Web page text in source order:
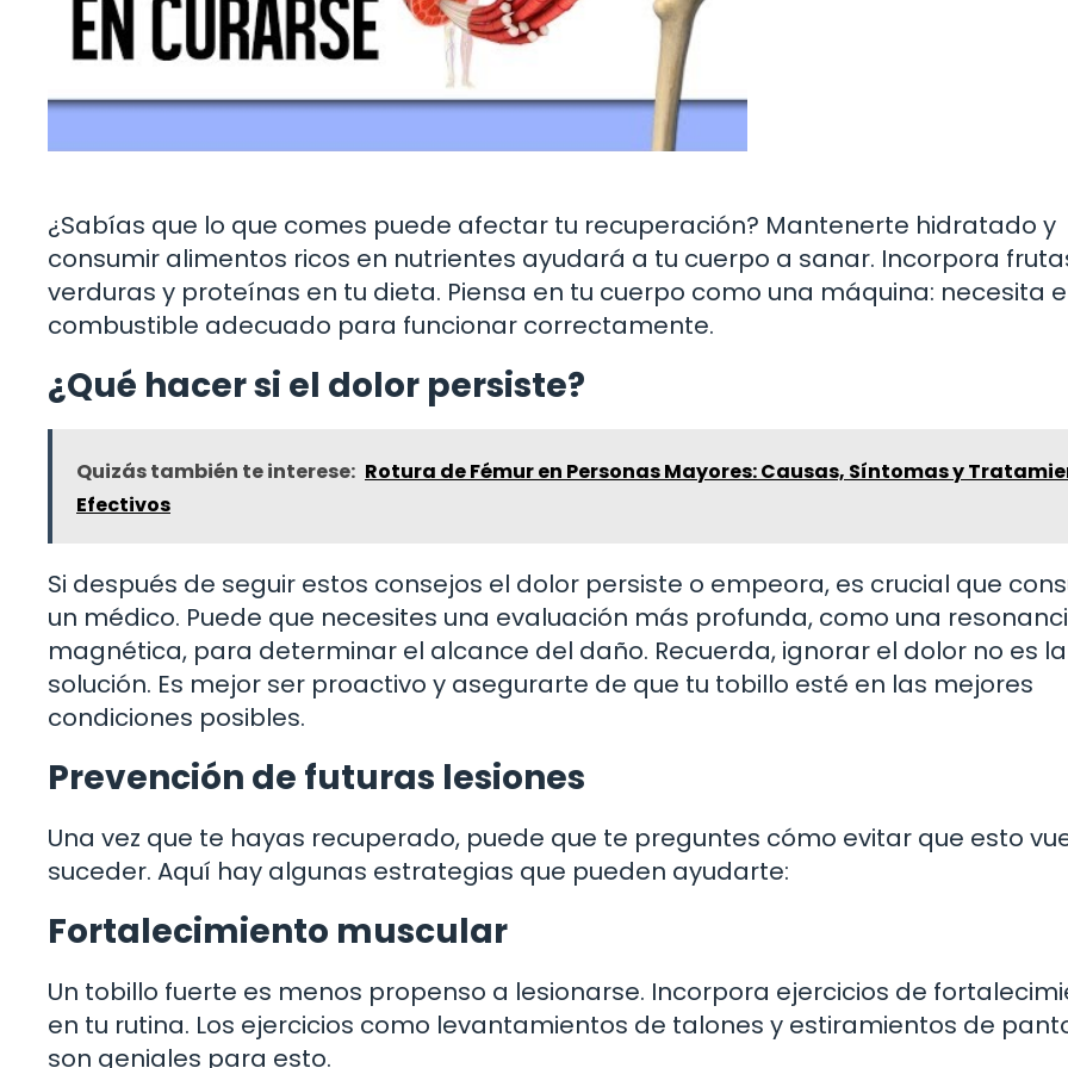
¿Sabías que lo que comes puede afectar tu recuperación? Mantenerte hidratado y
consumir alimentos ricos en nutrientes ayudará a tu cuerpo a sanar. Incorpora
verduras y proteínas en tu dieta. Piensa en tu cuerpo como una máquina: necesita
combustible adecuado para funcionar correctamente.
¿Qué hacer si el dolor persiste?
Quizás también te interese: Rotura de Fémur en Personas Mayores: Causas, Síntomas y
Efectivos
Si después de seguir estos consejos el dolor persiste o empeora, es crucial que
un médico. Puede que necesites una evaluación más profunda, como una
magnética, para determinar el alcance del daño. Recuerda, ignorar el dolor no es la
solución. Es mejor ser proactivo y asegurarte de que tu tobillo esté en las mejores
condiciones posibles.
Prevención de futuras lesiones
Una vez que te hayas recuperado, puede que te preguntes cómo evitar que esto
suceder. Aquí hay algunas estrategias que pueden ayudarte:
Fortalecimiento muscular
Un tobillo fuerte es menos propenso a lesionarse. Incorpora ejercicios de
en tu rutina. Los ejercicios como levantamientos de talones y estiramientos de
son geniales para esto.